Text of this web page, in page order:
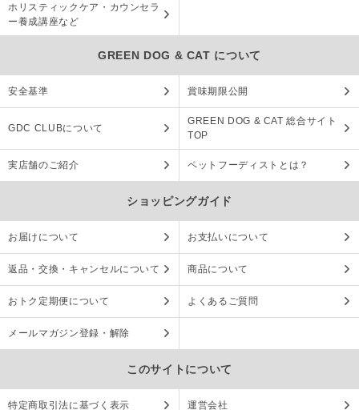
ホリスティックケア・カウンセラ
ー養成講座など
GREEN DOG & CAT について
安全基準 賞味期限公開
GDC CLUBについて
GREEN DOG & CAT 総合サイト
TOP
実店舗のご紹介 ペットフーディストとは？
ショッピングガイド
お届けについて お支払いについて
返品・交換・キャンセルについて 商品について
おトク定期便について よくあるご質問
メールマガジン登録・解除
このサイトについて
特定商取引法に基づく表示 運営会社